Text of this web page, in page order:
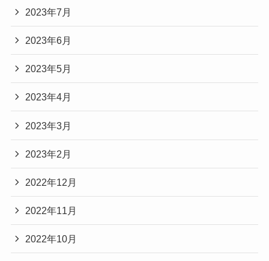
2023年7月
2023年6月
2023年5月
2023年4月
2023年3月
2023年2月
2022年12月
2022年11月
2022年10月